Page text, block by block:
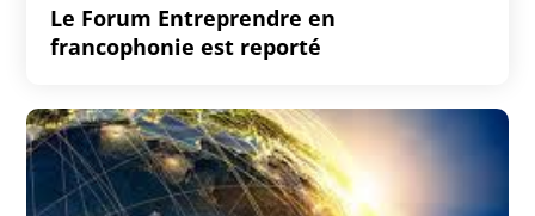
Le Forum Entreprendre en
francophonie est reporté